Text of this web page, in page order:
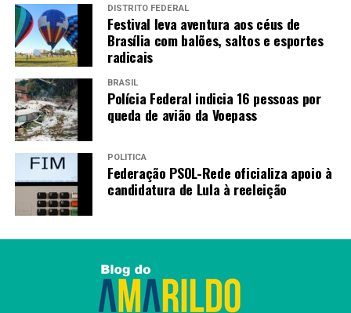
“Quando conhecemos outros costumes e outras formas
de viver, desenvolvemos mais respeito pelas diferenças e
aprendemos a conviver melhor com pessoas de
diferentes origens. Esse talvez seja um dos maiores
ganhos que a educação pode proporcionar”, concluiu.
TAGS
PRÓXIMO
GDF reforça assistência na área rural de São Sebastião
com nova UBS
RECENTES
feira: o ronco dos tratores.
DISTRITO FEDERAL
Festival leva aventura aos céus de
Brasília com balões, saltos e esportes
radicais
BRASIL
Polícia Federal indicia 16 pessoas por
queda de avião da Voepass
POLÍTICA
Federação PSOL-Rede oficializa apoio à
candidatura de Lula à reeleição